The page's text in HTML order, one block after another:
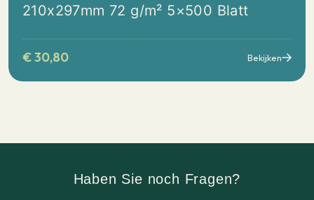
210x297mm 72 g/m² 5×500 Blatt
€30,80 Bekijken
Haben Sie noch Fragen?